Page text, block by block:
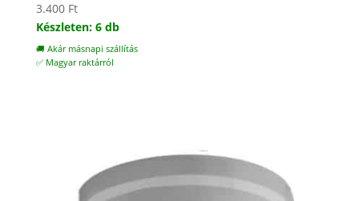
3.400 Ft
Készleten: 6 db
🚚 Akár másnapi szállítás
✅ Magyar raktárról